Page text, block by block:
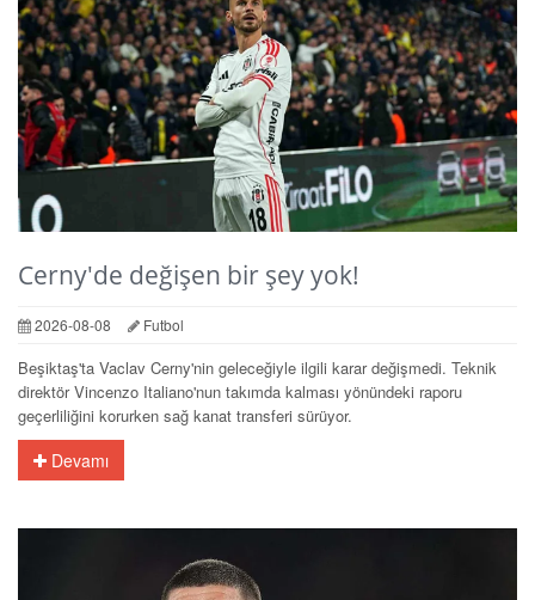
Cerny'de değişen bir şey yok!
2026-08-08 Futbol
Beşiktaş'ta Vaclav Cerny'nin geleceğiyle ilgili karar değişmedi. Teknik
direktör Vincenzo Italiano'nun takımda kalması yönündeki raporu
geçerliliğini korurken sağ kanat transferi sürüyor.
Devamı